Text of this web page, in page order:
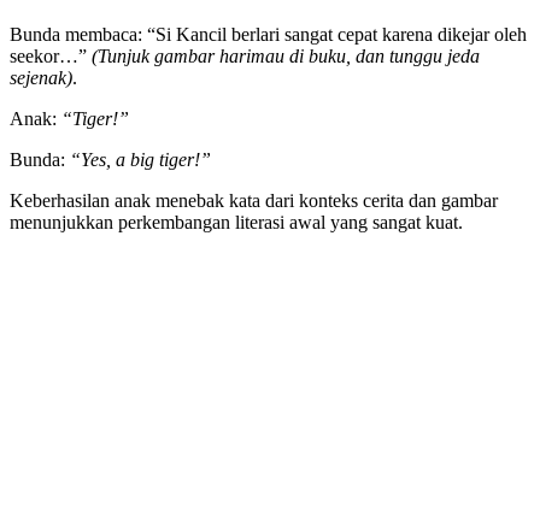
Bunda membaca: “Si Kancil berlari sangat cepat karena dikejar oleh
seekor…” (Tunjuk gambar harimau di buku, dan tunggu jeda
sejenak).
Anak: “Tiger!”
Bunda: “Yes, a big tiger!”
Keberhasilan anak menebak kata dari konteks cerita dan gambar
menunjukkan perkembangan literasi awal yang sangat kuat.